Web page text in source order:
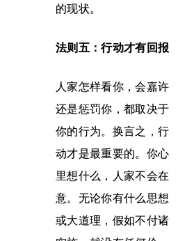
的现状。
法则五：行动才有回报
人家怎样看你，会嘉许
还是惩罚你，都取决于
你的行为。换言之，行
动才是最重要的。你心
里想什么，人家不会在
意。无论你有什么思想
或大道理，假如不付诸